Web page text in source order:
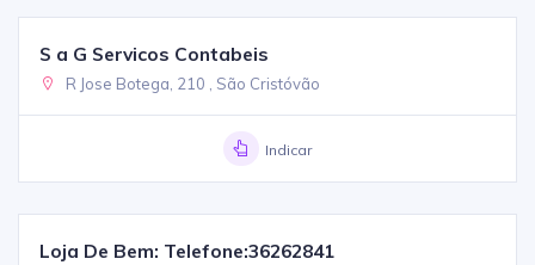
S a G Servicos Contabeis
R Jose Botega, 210 , São Cristóvão
Indicar
Loja De Bem: Telefone:36262841